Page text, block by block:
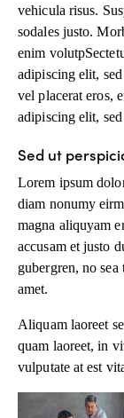
vehicula risus.
sodales justo.
enim
adipiscing elit,
vel placerat eros,
adipiscing elit,
Sed ut
Lorem ipsum
diam nonumy
magna aliquyam
accusam et justo
gubergren, no
amet.
Aliquam laoreet
quam laoreet, in
vulputate at est